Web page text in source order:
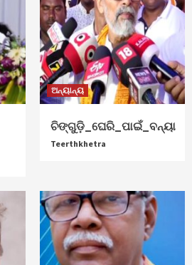
ଅନ୍ୟାନ୍ୟ
ଚିଙ୍ଗୁଡ଼ି_ଘେରି_ପାଇଁ_ବନ୍ୟା
Teerthkhetra